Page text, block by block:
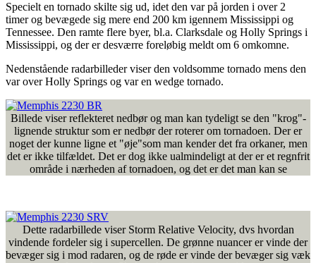
Specielt en tornado skilte sig ud, idet den var på jorden i over 2
timer og bevægede sig mere end 200 km igennem Mississippi og
Tennessee. Den ramte flere byer, bl.a. Clarksdale og Holly Springs i
Mississippi, og der er desværre foreløbig meldt om 6 omkomne.
Nedenstående radarbilleder viser den voldsomme tornado mens den
var over Holly Springs og var en wedge tornado.
Billede viser reflekteret nedbør og man kan tydeligt se den "krog"-
lignende struktur som er nedbør der roterer om tornadoen. Der er
noget der kunne ligne et "øje"som man kender det fra orkaner, men
det er ikke tilfældet. Det er dog ikke ualmindeligt at der er et regnfrit
område i nærheden af tornadoen, og det er det man kan se
Dette radarbillede viser Storm Relative Velocity, dvs hvordan
vindende fordeler sig i supercellen. De grønne nuancer er vinde der
bevæger sig i mod radaren, og de røde er vinde der bevæger sig væk